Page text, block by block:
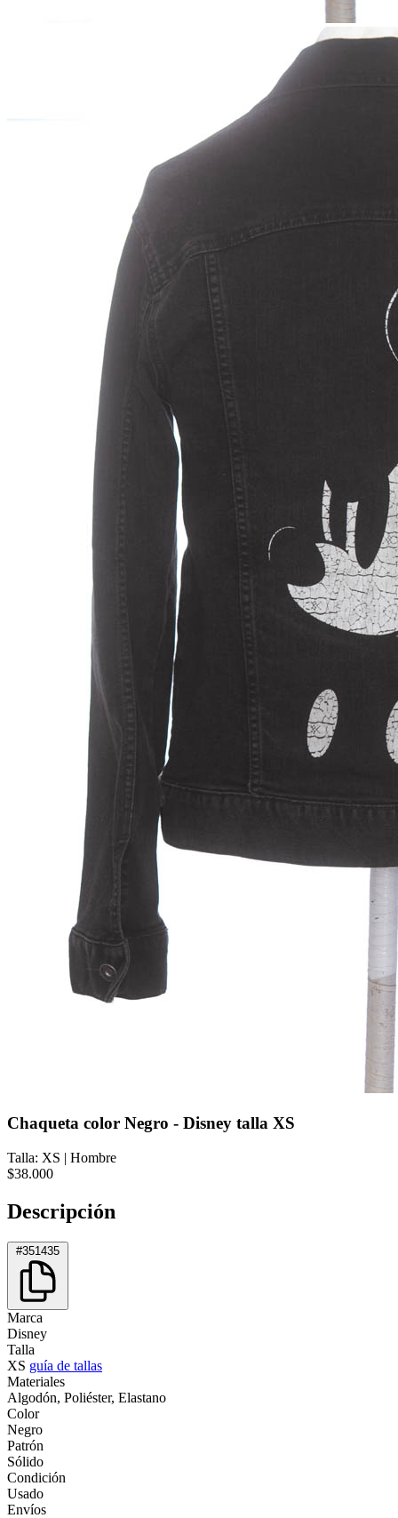
Chaqueta color Negro - Disney talla XS
Talla: XS | Hombre
$38.000
Descripción
#351435
Marca
Disney
Talla
XS guía de tallas
Materiales
Algodón, Poliéster, Elastano
Color
Negro
Patrón
Sólido
Condición
Usado
Envíos